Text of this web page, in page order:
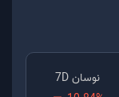
نوسان 7D